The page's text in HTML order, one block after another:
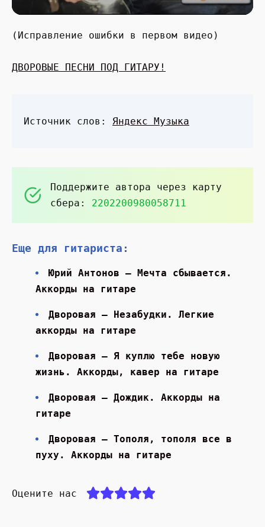
(Исправление ошибки в первом видео)
ДВОРОВЫЕ ПЕСНИ ПОД ГИТАРУ!
Источник слов: Яндекс Музыка
Поддержите автора через карту
сбера: 2202200980058711
Еще для гитариста:
Юрий Антонов — Мечта сбывается.
Аккорды на гитаре
Дворовая — Незабудки. Легкие
аккорды на гитаре
Дворовая — Я куплю тебе новую
жизнь. Аккорды, кавер на гитаре
Дворовая — Дождик. Аккорды на
гитаре
Дворовая — Тополя, тополя все в
пуху. Аккорды на гитаре
Оцените нас